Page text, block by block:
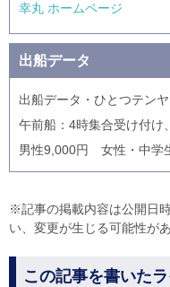
幸丸 ホームページ
出船データ
出船データ・ひとつテン
午前船：4時集合受け付け
男性9,000円 女性・中学
※記事の掲載内容は公開日
い、変更が生じる可能性が
この記事を書いた